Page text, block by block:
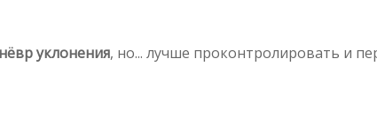
уклонения, но... лучше проконтролировать и